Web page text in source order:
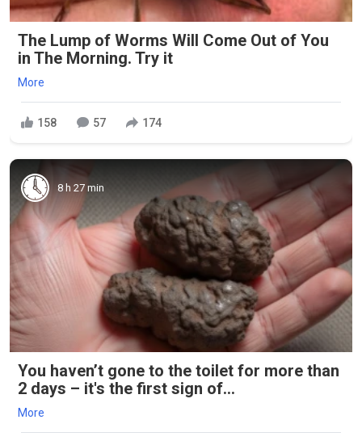
The Lump of Worms Will Come Out of You
in The Morning. Try it
More
158 57 174
8 h 27 min
You haven’t gone to the toilet for more than
2 days – it's the first sign of...
More